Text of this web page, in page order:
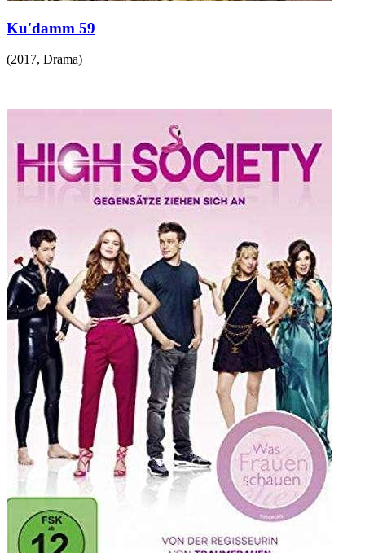
Ku'damm 59
(2017, Drama)